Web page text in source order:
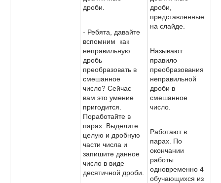
дроби.
- Ребята, давайте
вспомним как
неправильную
дробь
преобразовать в
смешанное
число? Сейчас
вам это умение
пригодится.
Поработайте в
парах. Выделите
целую и дробную
части числа и
запишите данное
число в виде
десятичной дроби.
дроби,
представленные
на слайде.
Называют
правило
преобразования
неправильной
дроби в
смешанное
число.
Работают в
парах. По
окончании
работы
одновременно 4
обучающихся из